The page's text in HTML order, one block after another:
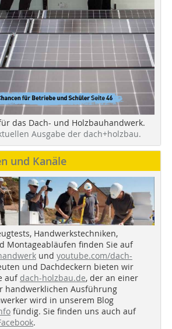
das Dach- und Holzbauhandwerk.
Ausgabe der dach+holzbau.
und Kanäle
Handwerkstechniken,
Montageabläufen finden Sie auf
und youtube.com/dach-
und Dachdeckern bieten wir
auf dach-holzbau.de, der an einer
handwerklichen Ausführung
wird in unserem Blog
fündig. Sie finden uns auch auf
.